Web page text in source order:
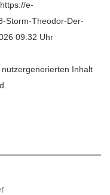
e-
Storm-Theodor-Der-
09:32 Uhr
Inhalt